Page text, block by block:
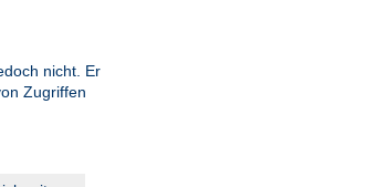
nicht. Er
Zugriffen